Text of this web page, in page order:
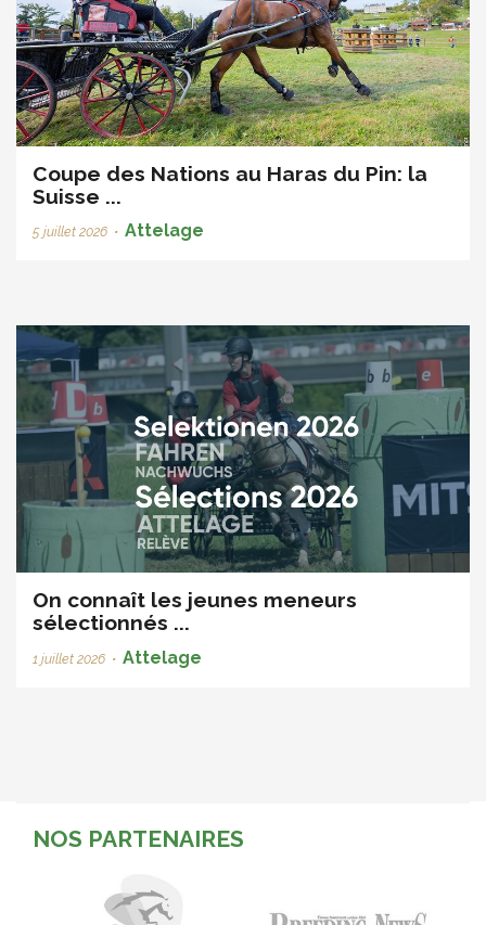
Coupe des Nations au Haras du Pin: la
Suisse ...
5 juillet 2026 • Attelage
On connaît les jeunes meneurs
sélectionnés ...
1 juillet 2026 • Attelage
NOS PARTENAIRES